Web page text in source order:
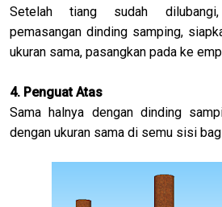
Setelah tiang sudah
pemasangan dinding samping,
ukuran sama, pasangkan pada ke
4. Penguat Atas
Sama halnya dengan dinding
dengan ukuran sama di semu sisi